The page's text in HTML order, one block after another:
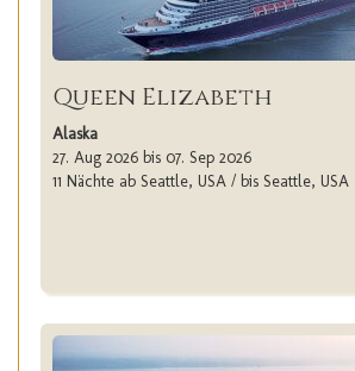
Queen Elizabeth
Alaska
27. Aug 2026 bis 07. Sep 2026
11 Nächte ab Seattle, USA / bis Seattle, USA